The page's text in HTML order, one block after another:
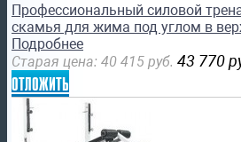
Профессиональный силовой
скамья для жима под углом в
Подробнее
Старая цена: 40 415 руб. 43 770
отложить